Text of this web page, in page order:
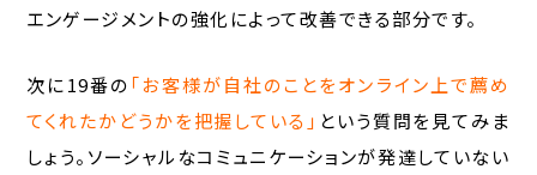
エンゲージメントの強化によって改善できる部分です。
次に19番の「お客様が自社のことをオンライン上で薦め
てくれたかどうかを把握している」 という質問を見てみま
しょう。ソーシャルなコミュニケーションが発達していない